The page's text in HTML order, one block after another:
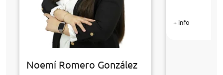
Noemí Romero González
+ info